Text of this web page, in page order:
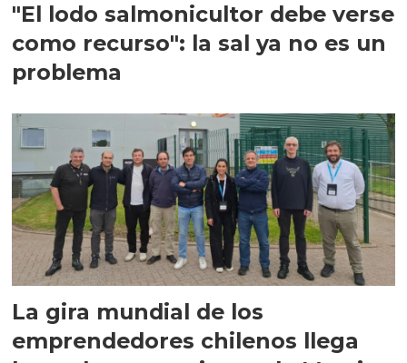
"El lodo salmonicultor debe verse
como recurso": la sal ya no es un
problema
La gira mundial de los
emprendedores chilenos llega